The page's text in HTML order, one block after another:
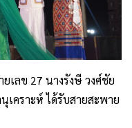
เลข 27 นางรังษี วงศ์ชัย
เคราะห์ ได้รับสายสะพาย